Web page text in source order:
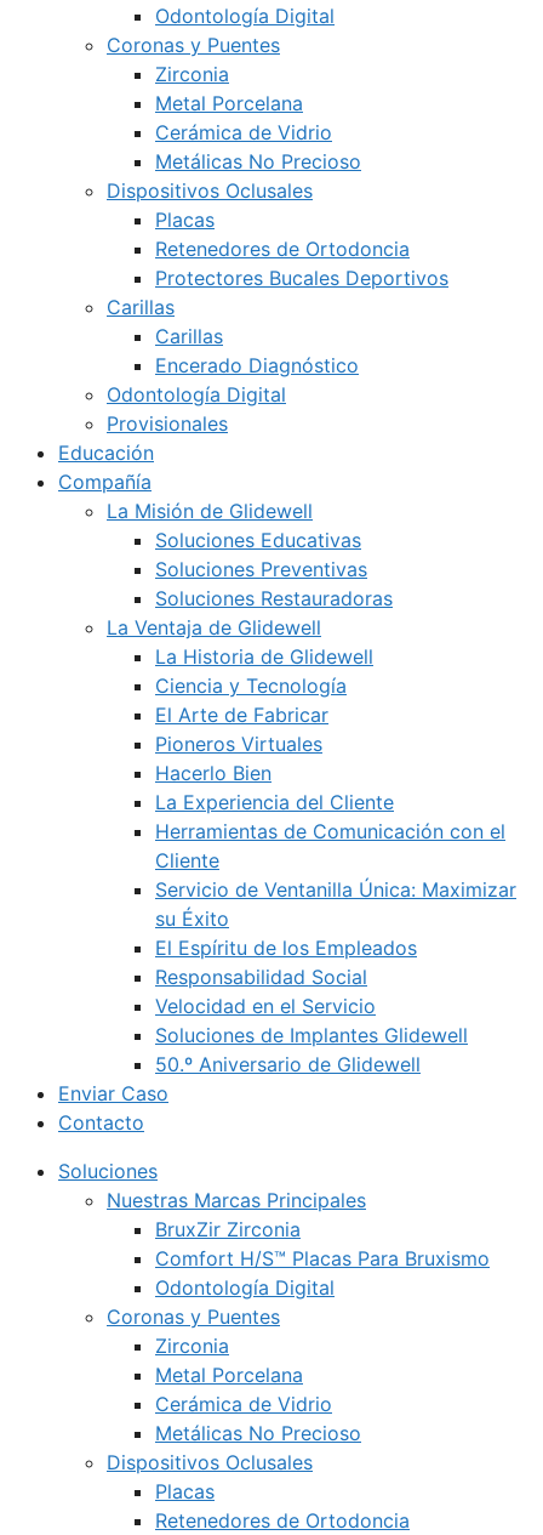
Odontología Digital
Coronas y Puentes
Zirconia
Metal Porcelana
Cerámica de Vidrio
Metálicas No Precioso
Dispositivos Oclusales
Placas
Retenedores de Ortodoncia
Protectores Bucales Deportivos
Carillas
Carillas
Encerado Diagnóstico
Odontología Digital
Provisionales
Educación
Compañía
La Misión de Glidewell
Soluciones Educativas
Soluciones Preventivas
Soluciones Restauradoras
La Ventaja de Glidewell
La Historia de Glidewell
Ciencia y Tecnología
El Arte de Fabricar
Pioneros Virtuales
Hacerlo Bien
La Experiencia del Cliente
Herramientas de Comunicación con el
Cliente
Servicio de Ventanilla Única: Maximizar
su Éxito
El Espíritu de los Empleados
Responsabilidad Social
Velocidad en el Servicio
Soluciones de Implantes Glidewell
50.º Aniversario de Glidewell
Enviar Caso
Contacto
Soluciones
Nuestras Marcas Principales
BruxZir Zirconia
Comfort H/S™ Placas Para Bruxismo
Odontología Digital
Coronas y Puentes
Zirconia
Metal Porcelana
Cerámica de Vidrio
Metálicas No Precioso
Dispositivos Oclusales
Placas
Retenedores de Ortodoncia